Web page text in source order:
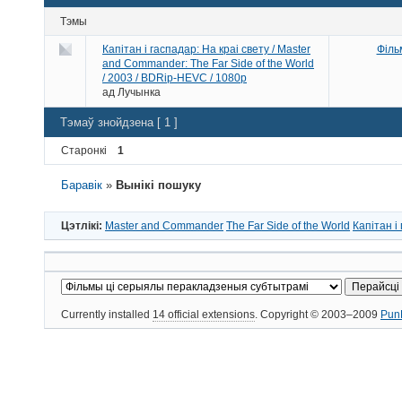
Тэмы
Капітан і гаспадар: На краі свету / Master
and Commander: The Far Side of the World
/ 2003 / BDRip-HEVC / 1080p
ад Лучынка
Тэмаў знойдзена [ 1 ]
Старонкі 1
Баравік » Вынікі пошуку
Цэтлікі: Master and Commander The Far Side of the World Капітан
Currently installed 14 official extensions. Copyright © 2003–2009